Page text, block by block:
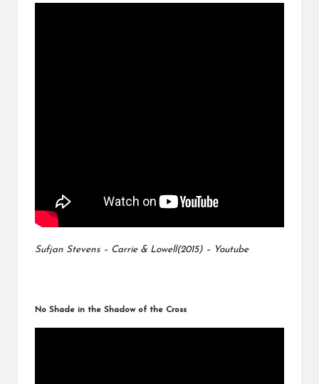
Sufjan Stevens – Carrie & Lowell(2015) – Youtube
No Shade in the Shadow of the Cross